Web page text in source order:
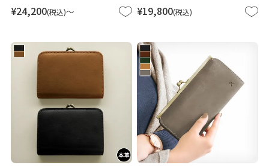
¥24,200 税込 〜 ¥19,800 税込